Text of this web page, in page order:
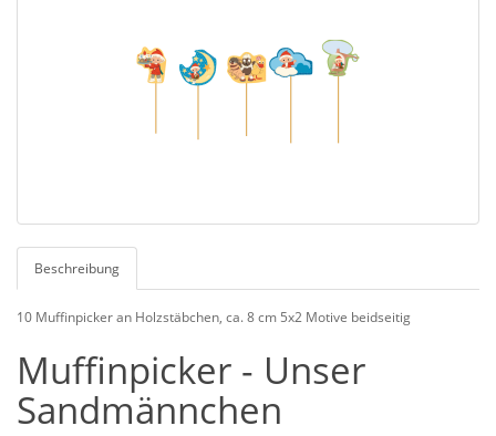
Beschreibung
10 Muffinpicker an Holzstäbchen, ca. 8 cm 5x2 Motive beidseitig
Muffinpicker - Unser
Sandmännchen